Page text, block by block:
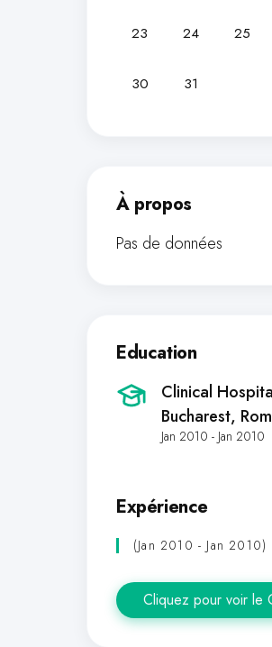
23 24 25
30 31
À propos
Pas de données
Education
Clinical
Bucharest,
Jan 2010 - Jan 2010
Expérience
(Jan 2010 - Jan 2010)
Cliquez pour voir le